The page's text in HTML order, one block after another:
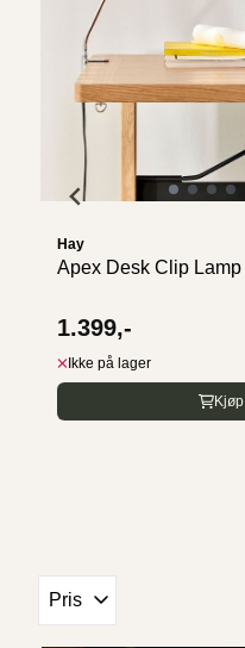
Hay
Apex Desk Clip Lamp
1.399,-
Ikke på lager
Kjøp
Pris